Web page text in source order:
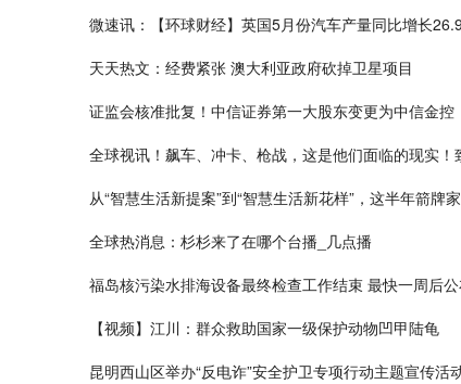
微速讯：【环球财经】英国5月份汽车产量同比增长
天天热文：经费紧张 澳大利亚政府砍掉卫星项目
证监会核准批复！中信证券第一大股东变更为中信金控
全球视讯！飙车、冲卡、枪战，这是他们面临的现实
从“智慧生活新提案”到“智慧生活新花样”，这半年箭牌
全球热消息：杉杉来了在哪个台播_几点播
福岛核污染水排海设备最终检查工作结束 最快一周后
【视频】江川：群众救助国家一级保护动物凹甲陆龟
昆明西山区举办“反电诈”安全护卫专项行动主题宣传活